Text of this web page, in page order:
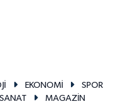
EKONOMİ
SPOR
MAGAZİN